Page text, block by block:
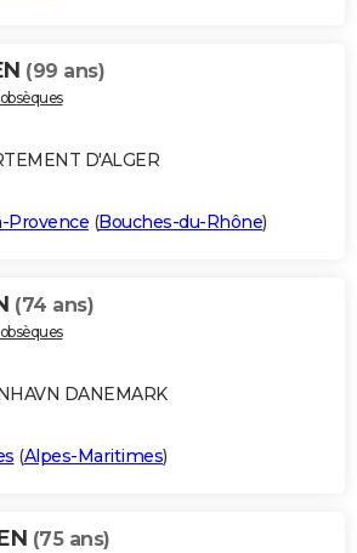
(99 ans)
D'ALGER
Provence (Bouches-du-Rhône)
(74 ans)
DANEMARK
(Alpes-Maritimes)
(75 ans)